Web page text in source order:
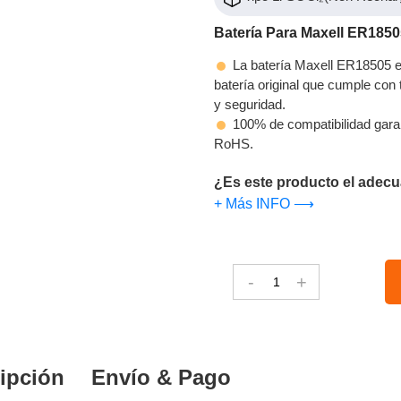
Batería Para Maxell
La batería Maxell ER18505
batería original que cumple
y seguridad.
100% de compatibilidad
RoHS.
¿Es este producto el
+ Más INFO ⟶
- +
Envío & Pago